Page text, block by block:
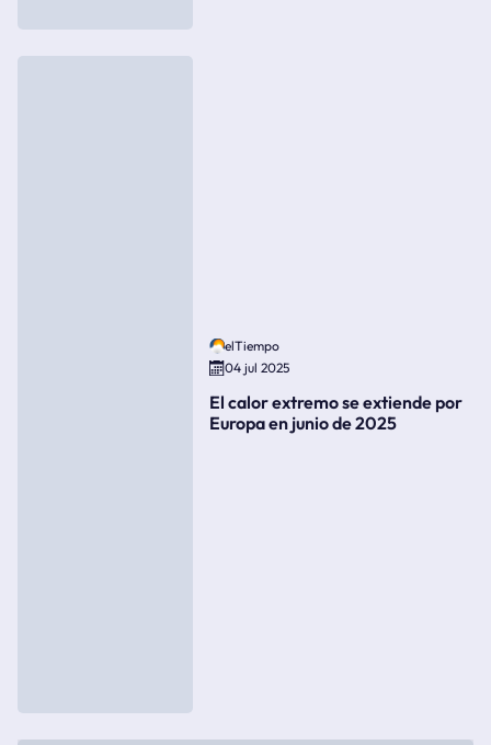
elTiempo
04 jul 2025
El calor extremo se extiende por
Europa en junio de 2025